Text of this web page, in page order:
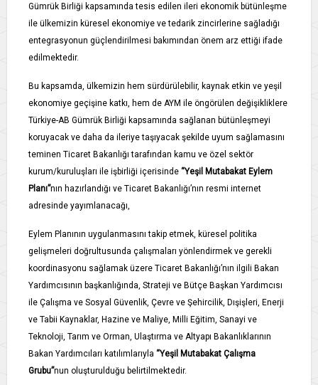
Gümrük Birliği kapsamında tesis edilen ileri ekonomik bütünleşme
ile ülkemizin küresel ekonomiye ve tedarik zincirlerine sağladığı
entegrasyonun güçlendirilmesi bakımından önem arz ettiği ifade
edilmektedir.
Bu kapsamda, ülkemizin hem sürdürülebilir, kaynak etkin ve yeşil
ekonomiye geçişine katkı, hem de AYM ile öngörülen değişikliklere
Türkiye-AB Gümrük Birliği kapsamında sağlanan bütünleşmeyi
koruyacak ve daha da ileriye taşıyacak şekilde uyum sağlamasını
teminen Ticaret Bakanlığı tarafından kamu ve özel sektör
kurum/kuruluşları ile işbirliği içerisinde “Yeşil Mutabakat Eylem
Planı”nın hazırlandığı ve Ticaret Bakanlığı’nın resmi internet
adresinde yayımlanacağı,
Eylem Planının uygulanmasını takip etmek, küresel politika
gelişmeleri doğrultusunda çalışmaları yönlendirmek ve gerekli
koordinasyonu sağlamak üzere Ticaret Bakanlığı’nın ilgili Bakan
Yardımcısının başkanlığında, Strateji ve Bütçe Başkan Yardımcısı
ile Çalışma ve Sosyal Güvenlik, Çevre ve Şehircilik, Dışişleri, Enerji
ve Tabii Kaynaklar, Hazine ve Maliye, Milli Eğitim, Sanayi ve
Teknoloji, Tarım ve Orman, Ulaştırma ve Altyapı Bakanlıklarının
Bakan Yardımcıları katılımlarıyla “Yeşil Mutabakat Çalışma
Grubu”nun oluşturulduğu belirtilmektedir.